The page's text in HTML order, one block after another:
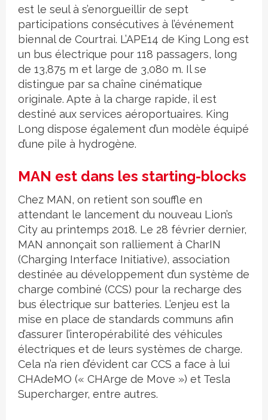
est le seul à s’enorgueillir de sept
participations consécutives à l’événement
biennal de Courtrai. L’APE14 de King Long est
un bus électrique pour 118 passagers, long
de 13,875 m et large de 3,080 m. Il se
distingue par sa chaîne cinématique
originale. Apte à la charge rapide, il est
destiné aux services aéroportuaires. King
Long dispose également d’un modèle équipé
d’une pile à hydrogène.
MAN est dans les starting-blocks
Chez MAN, on retient son souffle en
attendant le lancement du nouveau Lion’s
City au printemps 2018. Le 28 février dernier,
MAN annonçait son ralliement à CharIN
(Charging Interface Initiative), association
destinée au développement d’un système de
charge combiné (CCS) pour la recharge des
bus électrique sur batteries. L’enjeu est la
mise en place de standards communs afin
d’assurer l’interopérabilité des véhicules
électriques et de leurs systèmes de charge.
Cela n’a rien d’évident car CCS a face à lui
CHAdeMO (« CHArge de Move ») et Tesla
Supercharger, entre autres.